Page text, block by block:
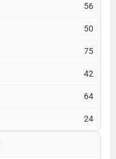
56
50
75
42
64
24